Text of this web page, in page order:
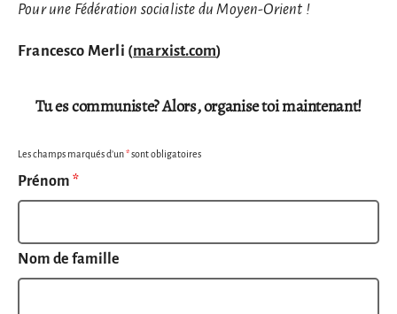
Pour une Fédération socialiste du Moyen-Orient !
Francesco Merli (marxist.com)
Tu es communiste? Alors, organise toi maintenant!
Les champs marqués d’un*sont obligatoires
Prénom *
Nom de famille